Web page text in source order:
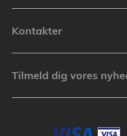
Kontakter
Tilmeld dig vores